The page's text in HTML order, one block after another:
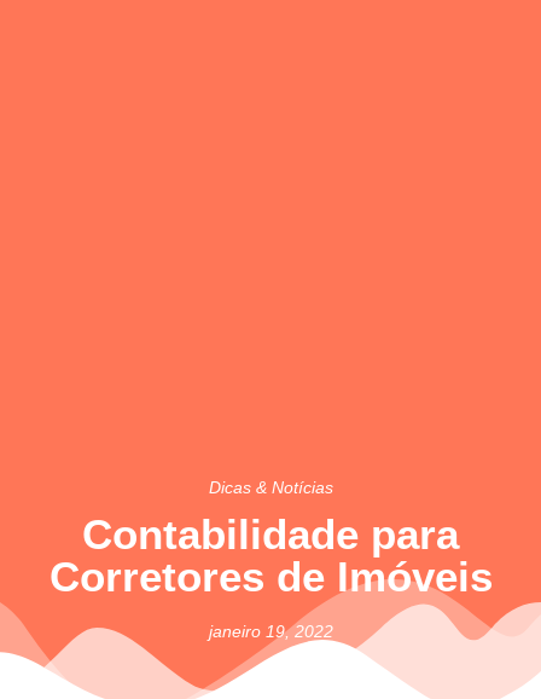
Dicas & Notícias
Contabilidade para
Corretores de Imóveis
janeiro 19, 2022